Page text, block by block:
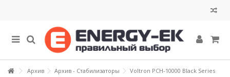
Архив Архив - Стабилизаторы
Voltron РСН-10000 Black Series